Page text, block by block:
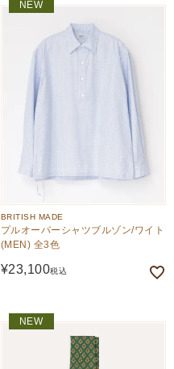
NEW
BRITISH MADE
プルオーバーシャツブルゾン/ワイト
(MEN) 全3色
¥23,100税込
NEW